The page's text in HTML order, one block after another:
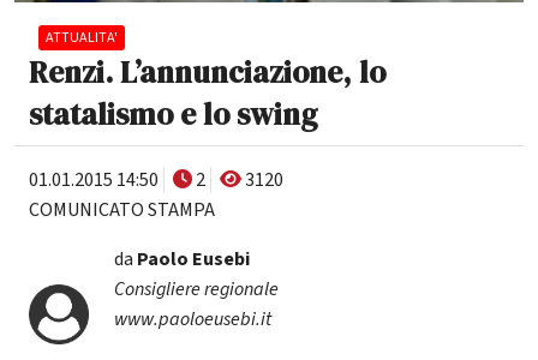
ATTUALITA'
Renzi. L’annunciazione, lo
statalismo e lo swing
01.01.2015 14:50 2
3120
COMUNICATO STAMPA
da Paolo Eusebi
Consigliere regionale
www.paoloeusebi.it